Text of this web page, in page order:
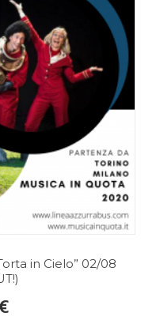
in Cielo” 02/08